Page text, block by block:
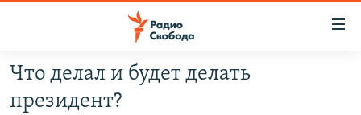
упрощенного
доступа
ПРОГРАММЫ
Что делал и будет делать
президент?